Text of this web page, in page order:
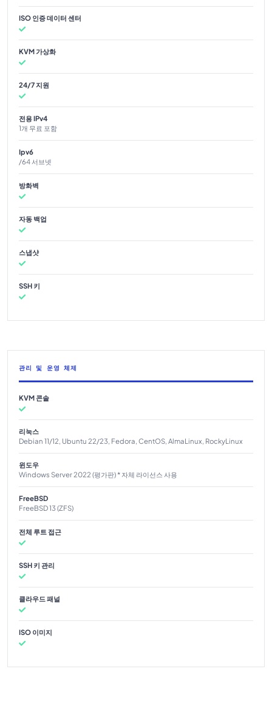
ISO 인증 데이터 센터
KVM 가상화
24/7 지원
전용 IPv4
1개 무료 포함
Ipv6
/64 서브넷
방화벽
자동 백업
스냅샷
SSH 키
관리 및 운영 체제
KVM 콘솔
리눅스
Debian 11/12, Ubuntu 22/23, Fedora, CentOS, AlmaLinux, RockyLinux
윈도우
Windows Server 2022 (평가판) * 자체 라이선스 사용
FreeBSD
FreeBSD 13 (ZFS)
전체 루트 접근
SSH 키 관리
클라우드 패널
ISO 이미지